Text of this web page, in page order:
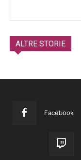
ALTRE STORIE
Facebook